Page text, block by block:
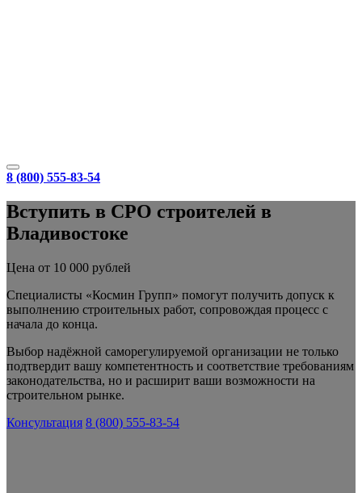
8 (800) 555-83-54
Вступить в СРО строителей в
Владивостоке
Цена от 10 000 рублей
Специалисты «Космин Групп» помогут получить допуск к
выполнению строительных работ, сопровождая процесс с
начала до конца.
Выбор надёжной саморегулируемой организации не только
подтвердит вашу компетентность и соответствие требованиям
законодательства, но и расширит ваши возможности на
строительном рынке.
Консультация 8 (800) 555-83-54